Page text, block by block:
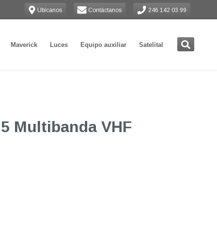
Ubícanos Contáctanos 246 142 03 99
Maverick Luces Equipo auxiliar Satelital
Multibanda VHF